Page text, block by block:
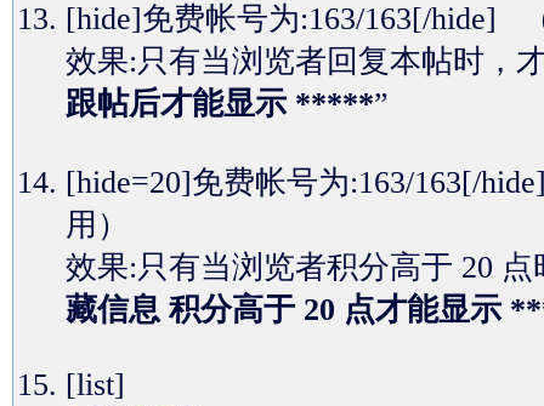
[hide]免费帐号为:163/163[/hide]
效果:只有当浏览者回复本帖时，
跟帖后才能显示 *****”
[hide=20]免费帐号为:163/163[/
用）
效果:只有当浏览者积分高于 20
藏信息 积分高于 20 点才能显示
[list]